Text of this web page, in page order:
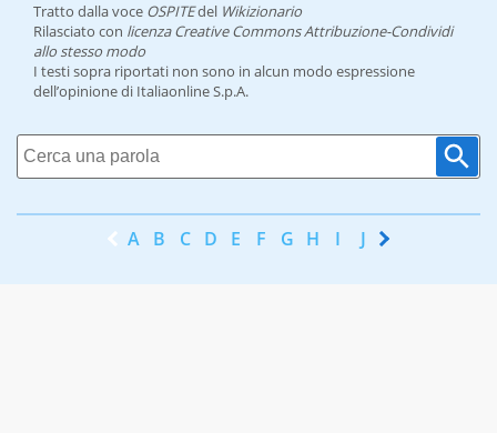
Tratto dalla voce OSPITEdel Wikizionario
Rilasciato con licenza Creative Commons Attribuzione-Condividi
allo stesso modo
I testi sopra riportati non sono in alcun modo espressione
dell’opinione di Italiaonline S.p.A.
A B C D E F G H I J K